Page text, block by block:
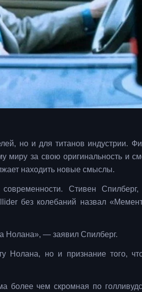
но и для титанов индустрии.
миру за свою оригинальность и
находить новые смыслы.
Стивен Спилберг,
без колебаний назвал
Нолана», — заявил Спилберг.
Нолана, но и признание того,
чем скромная по